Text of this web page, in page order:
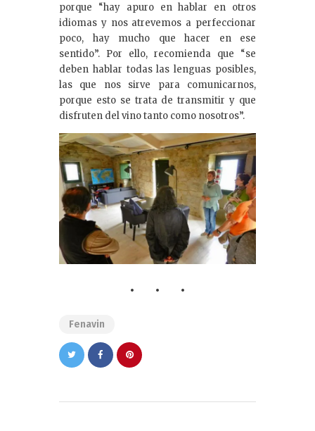
porque “hay apuro en hablar en otros
idiomas y nos atrevemos a perfeccionar
poco, hay mucho que hacer en ese
sentido”. Por ello, recomienda que “se
deben hablar todas las lenguas posibles,
las que nos sirve para comunicarnos,
porque esto se trata de transmitir y que
disfruten del vino tanto como nosotros”.
Fenavin